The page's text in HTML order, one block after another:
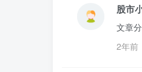
股市
文章
2年前